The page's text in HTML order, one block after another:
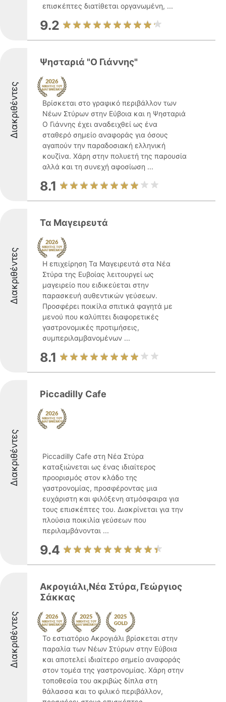
επισκέπτες διατίθεται οργανωμένη, ...
9.2
Διακριθέντες
Ψησταριά "Ο Γιάννης"
Βρίσκεται στο γραφικό περιβάλλον των
Νέων Στύρων στην Εύβοια και η Ψησταριά
Ο Γιάννης έχει αναδειχθεί ως ένα
σταθερό σημείο αναφοράς για όσους
αγαπούν την παραδοσιακή ελληνική
κουζίνα. Χάρη στην πολυετή της παρουσία
αλλά και τη συνεχή αφοσίωση ...
8.1
Διακριθέντες
Τα Μαγειρευτά
Η επιχείρηση Τα Μαγειρευτά στα Νέα
Στύρα της Ευβοίας λειτουργεί ως
μαγειρείο που ειδικεύεται στην
παρασκευή αυθεντικών γεύσεων.
Προσφέρει ποικίλα σπιτικά φαγητά με
μενού που καλύπτει διαφορετικές
γαστρονομικές προτιμήσεις,
συμπεριλαμβανομένων ...
8.1
Διακριθέντες
Piccadilly Cafe
Piccadilly Cafe στη Νέα Στύρα
καταξιώνεται ως ένας ιδιαίτερος
προορισμός στον κλάδο της
γαστρονομίας, προσφέροντας μια
ευχάριστη και φιλόξενη ατμόσφαιρα για
τους επισκέπτες του. Διακρίνεται για την
πλούσια ποικιλία γεύσεων που
περιλαμβάνονται ...
9.4
Διακριθέντες
Ακρογιάλι,Νέα Στύρα, Γεώργιος
Σάκκας
Το εστιατόριο Ακρογιάλι βρίσκεται στην
παραλία των Νέων Στύρων στην Εύβοια
και αποτελεί ιδιαίτερο σημείο αναφοράς
στον τομέα της γαστρονομίας. Χάρη στην
τοποθεσία του ακριβώς δίπλα στη
θάλασσα και το φιλικό περιβάλλον,